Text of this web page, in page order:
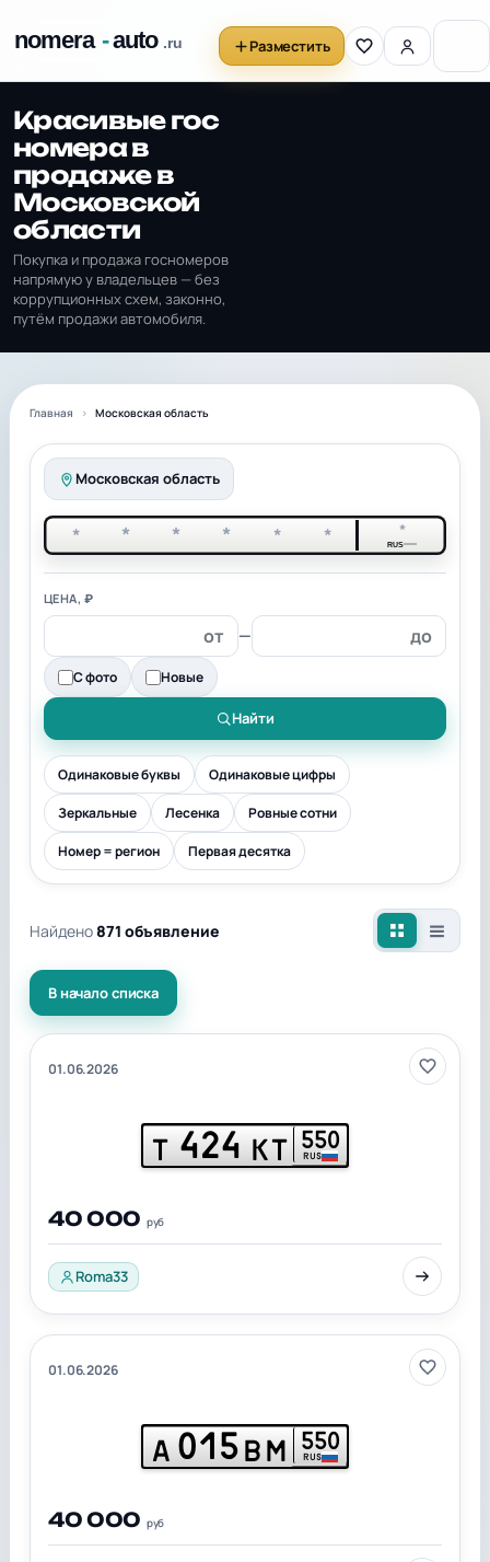
Разместить
Красивые гос
номера в
продаже в
Московской
области
Покупка и продажа госномеров
напрямую у владельцев — без
коррупционных схем, законно,
путём продажи автомобиля.
Главная Московская область
Московская область
* * * * * * *
RUS
ЦЕНА, ₽
—
С фото Новые
Найти
Одинаковые буквы Одинаковые цифры
Зеркальные Лесенка Ровные сотни
Номер = регион Первая десятка
Найдено 871 объявление
В начало списка
01.06.2026
Т 424 КТ 550
RUS
40 000 руб
Roma33
01.06.2026
А 015ВМ 550
RUS
40 000 руб